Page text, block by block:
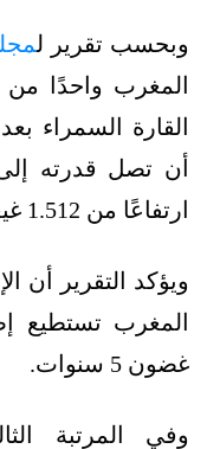
وبحسب تقرير ل
المغرب واحدًا من
القارة السمراء
ارتفاعًا من 1.512 غيغاواط حاليًا.
ويؤكد التقرير أن
غضون 5 سنوات.
وفي المرتبة